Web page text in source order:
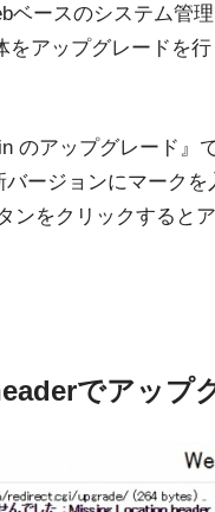
ベースのシステム管
アップグレードを行
のアップグレード』
ージョンにマークを
ンをクリックすると
でアップ